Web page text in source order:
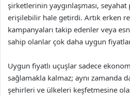
şirketlerinin yaygınlaşması, seyahat
erişilebilir hale getirdi. Artık erken
kampanyaları takip edenler veya
sahip olanlar çok daha uygun
Uygun fiyatlı uçuşlar sadece
sağlamakla kalmaz; aynı zamanda
şehirleri ve ülkeleri keşfetmesine